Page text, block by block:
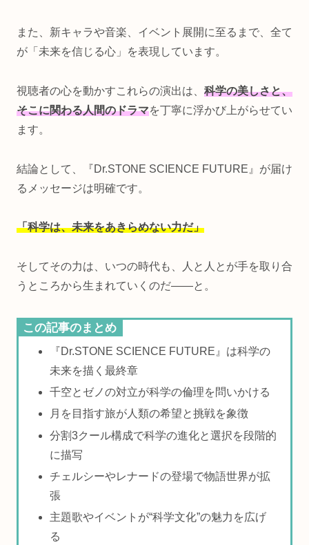
また、新キャラや音楽、イベント展開に至るまで、全て
が「未来を信じる心」を表現しています。
視聴者の心を動かすこれらの演出は、 科学の美しさと、
そこに関わる人間のドラマを丁寧に浮かび上がらせてい
ます。
結論として、『Dr.STONE SCIENCE FUTURE』が届け
るメッセージは明確です。
「科学は、未来をあきらめない力だ」
そしてその力は、いつの時代も、人と人とが手を取り合
うところから生まれていくのだ――と。
この記事のまとめ
『Dr.STONE SCIENCE FUTURE』は科学の
未来を描く最終章
千空とゼノの対立が科学の倫理を問いかける
月を目指す旅が人類の希望と挑戦を象徴
分割3クール構成で科学の進化と選択を段階的
に描写
チェルシーやレナードの登場で物語世界が拡
張
主題歌やイベントが“科学文化”の魅力を広げ
る